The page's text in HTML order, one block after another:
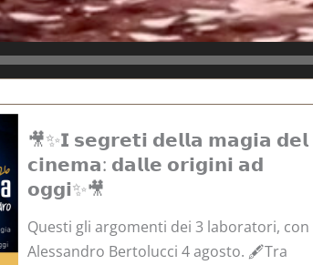
🎥✨𝗜 𝘀𝗲𝗴𝗿𝗲𝘁𝗶 𝗱𝗲𝗹𝗹𝗮 𝗺𝗮𝗴𝗶𝗮 𝗱𝗲𝗹
𝗰𝗶𝗻𝗲𝗺𝗮: 𝗱𝗮𝗹𝗹𝗲 𝗼𝗿𝗶𝗴𝗶𝗻𝗶 𝗮𝗱
𝗼𝗴𝗴𝗶✨🎥
Questi gli argomenti dei 3 laboratori, con
Alessandro Bertolucci 4 agosto. 🖋️Tra